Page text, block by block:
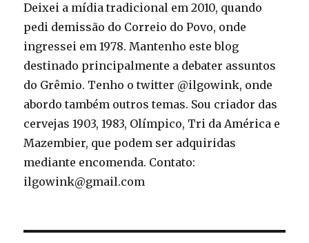
Deixei a mídia tradicional em 2010, quando
pedi demissão do Correio do Povo, onde
ingressei em 1978. Mantenho este blog
destinado principalmente a debater assuntos
do Grêmio. Tenho o twitter @ilgowink, onde
abordo também outros temas. Sou criador das
cervejas 1903, 1983, Olímpico, Tri da América e
Mazembier, que podem ser adquiridas
mediante encomenda. Contato:
ilgowink@gmail.com